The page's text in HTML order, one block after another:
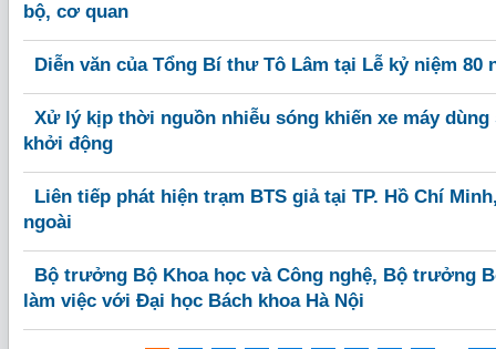
bộ, cơ quan
Diễn văn của Tổng Bí thư Tô Lâm tại Lễ kỷ niệm 80
Xử lý kịp thời nguồn nhiễu sóng khiến xe máy dùng
khởi động
Liên tiếp phát hiện trạm BTS giả tại TP. Hồ Chí
ngoài
Bộ trưởng Bộ Khoa học và Công nghệ, Bộ trưởng
làm việc với Đại học Bách khoa Hà Nội